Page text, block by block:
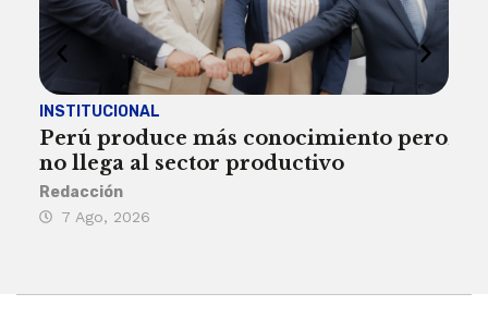
INSTITUCIONAL
Perú produce más conocimiento pero
no llega al sector productivo
Redacción
7 Ago, 2026